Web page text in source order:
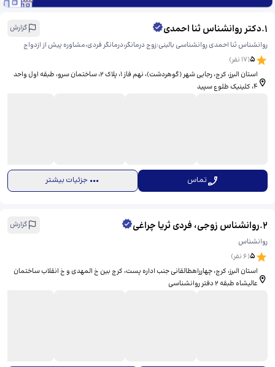
1
.دکتر روانشناس ثنا احمدی
گزارش
روانشناس ثنا احمدی روانشناسی بالینی:زوج درمانگر،درمانگر فردی،مشاوره پیش از ازدواج
5
(
17 نفر)
استان البرز، کرج، رجایی شهر (گوهردشت)، نهم فاز ۱، ​پلاک ۲، ساختمان سرو، طبقه اول واحد
۴، کلینیک طلوع سپید
تماس جزئیات بیشتر
2
.روانشناس زوجی، فردی ثریا چراغی
گزارش
روانشناس
5
(
6 نفر)
استان البرز، کرج، چهارراهطالقانی جنب اداره پست، ​کرج بین خ المهدی و خ انقلاب ساختمان
عالیشاه طبقه ۲ دفتر روانشناسی